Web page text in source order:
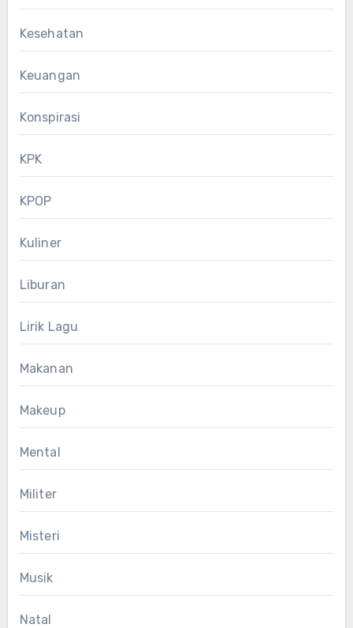
Kesehatan
Keuangan
Konspirasi
KPK
KPOP
Kuliner
Liburan
Lirik Lagu
Makanan
Makeup
Mental
Militer
Misteri
Musik
Natal